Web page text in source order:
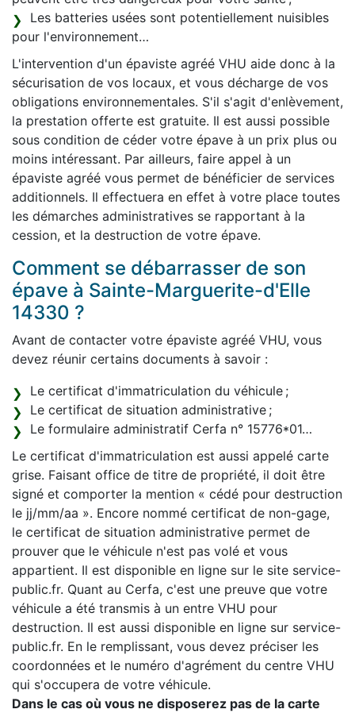
Les batteries usées sont potentiellement nuisibles
pour l'environnement…
L'intervention d'un épaviste agréé VHU aide donc à la
sécurisation de vos locaux, et vous décharge de vos
obligations environnementales. S'il s'agit d'enlèvement,
la prestation offerte est gratuite. Il est aussi possible
sous condition de céder votre épave à un prix plus ou
moins intéressant. Par ailleurs, faire appel à un
épaviste agréé vous permet de bénéficier de services
additionnels. Il effectuera en effet à votre place toutes
les démarches administratives se rapportant à la
cession, et la destruction de votre épave.
Comment se débarrasser de son
épave à Sainte-Marguerite-d'Elle
14330 ?
Avant de contacter votre épaviste agréé VHU, vous
devez réunir certains documents à savoir :
Le certificat d'immatriculation du véhicule ;
Le certificat de situation administrative ;
Le formulaire administratif Cerfa n° 15776*01…
Le certificat d'immatriculation est aussi appelé carte
grise. Faisant office de titre de propriété, il doit être
signé et comporter la mention « cédé pour destruction
le jj/mm/aa ». Encore nommé certificat de non-gage,
le certificat de situation administrative permet de
prouver que le véhicule n'est pas volé et vous
appartient. Il est disponible en ligne sur le site service-
public.fr. Quant au Cerfa, c'est une preuve que votre
véhicule a été transmis à un entre VHU pour
destruction. Il est aussi disponible en ligne sur service-
public.fr. En le remplissant, vous devez préciser les
coordonnées et le numéro d'agrément du centre VHU
qui s'occupera de votre véhicule.
Dans le cas où vous ne disposerez pas de la carte